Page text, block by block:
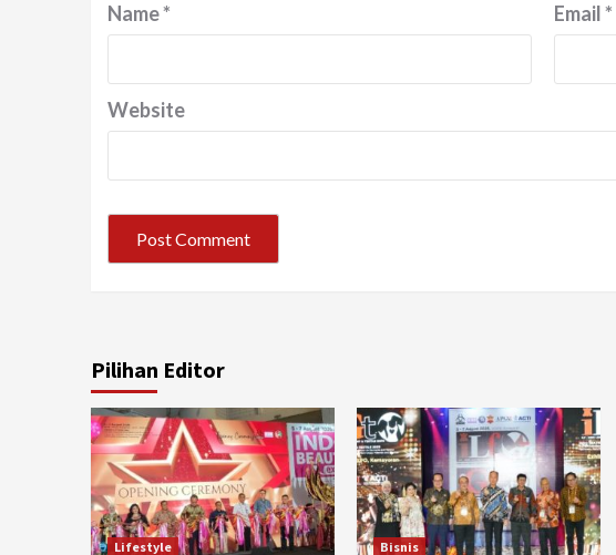
Name* Email*
Website
Pilihan Editor
Lifestyle Bisnis